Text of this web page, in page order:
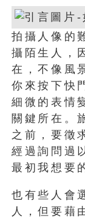
拍攝人像的
攝陌生人，
在，不像風
你來按下快
細微的表情
關鍵所在。
之前，要徵
經過詢問過
最初我想要
也有些人會
人，但要藉